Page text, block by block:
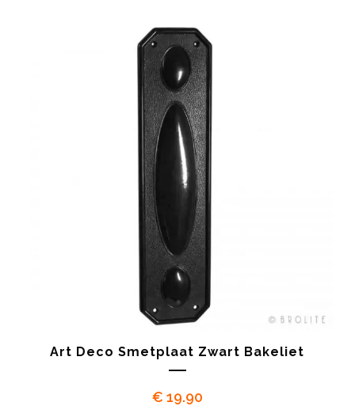
Art Deco Smetplaat Zwart Bakeliet
€ 19.90